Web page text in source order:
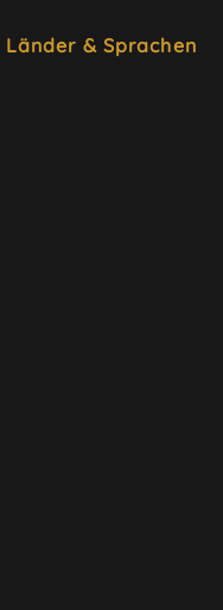
Länder & Sprachen